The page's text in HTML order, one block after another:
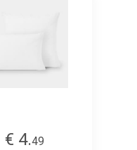
€ 4.49